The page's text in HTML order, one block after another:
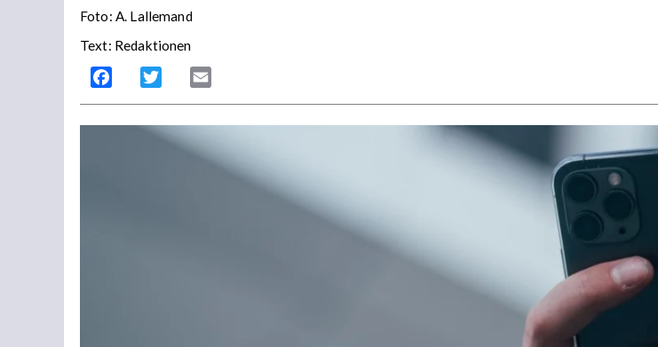
Foto: A. Lallemand
Text: Redaktionen
Facebook Twitter